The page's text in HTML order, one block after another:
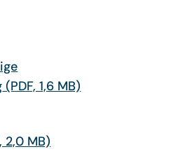
(PDF, 1,6 MB)
2,0 MB)